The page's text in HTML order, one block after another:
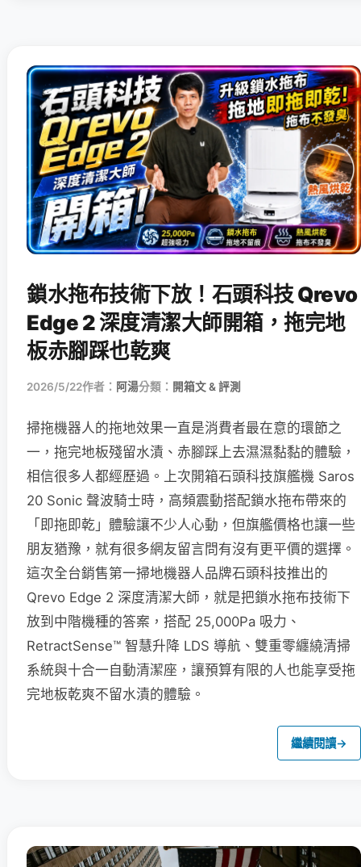
鎖水拖布技術下放！石頭科技 Qrevo
Edge 2 深度清潔大師開箱，拖完地
板赤腳踩也乾爽
2026/5/22作者： 阿湯分類： 開箱文 & 評測
掃拖機器人的拖地效果一直是消費者最在意的環節之
一，拖完地板殘留水漬、赤腳踩上去濕濕黏黏的體驗，
相信很多人都經歷過。上次開箱石頭科技旗艦機 Saros
20 Sonic 聲波騎士時，高頻震動搭配鎖水拖布帶來的
「即拖即乾」體驗讓不少人心動，但旗艦價格也讓一些
朋友猶豫，就有很多網友留言問有沒有更平價的選擇。
這次全台銷售第一掃地機器人品牌石頭科技推出的
Qrevo Edge 2 深度清潔大師，就是把鎖水拖布技術下
放到中階機種的答案，搭配 25,000Pa 吸力、
RetractSense™ 智慧升降 LDS 導航、雙重零纏繞清掃
系統與十合一自動清潔座，讓預算有限的人也能享受拖
完地板乾爽不留水漬的體驗。
繼續閱讀→